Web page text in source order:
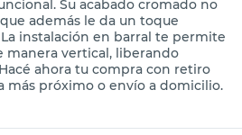
perfecta para mantener
Su acabado cromado no
además le da un toque
instalación en barral te permite
manera vertical, liberando
ahora tu compra con retiro